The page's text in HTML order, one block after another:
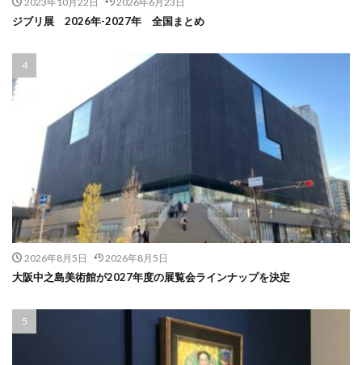
ジブリ展 2026年-2027年 全国まとめ
2026年8月5日 2026年8月5日
大阪中之島美術館が2027年度の展覧会ラインナップを決定